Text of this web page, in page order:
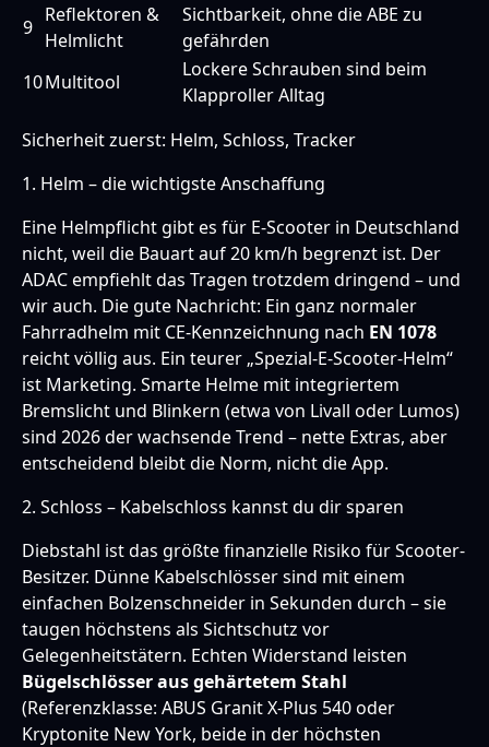
9
Reflektoren &
Helmlicht
Sichtbarkeit, ohne die ABE zu
gefährden
10Multitool
Lockere Schrauben sind beim
Klapproller Alltag
Sicherheit zuerst: Helm, Schloss, Tracker
1. Helm – die wichtigste Anschaffung
Eine Helmpflicht gibt es für E-Scooter in Deutschland
nicht, weil die Bauart auf 20 km/h begrenzt ist. Der
ADAC empfiehlt das Tragen trotzdem dringend – und
wir auch. Die gute Nachricht: Ein ganz normaler
Fahrradhelm mit CE-Kennzeichnung nach EN 1078
reicht völlig aus. Ein teurer „Spezial-E-Scooter-Helm“
ist Marketing. Smarte Helme mit integriertem
Bremslicht und Blinkern (etwa von Livall oder Lumos)
sind 2026 der wachsende Trend – nette Extras, aber
entscheidend bleibt die Norm, nicht die App.
2. Schloss – Kabelschloss kannst du dir sparen
Diebstahl ist das größte finanzielle Risiko für Scooter-
Besitzer. Dünne Kabelschlösser sind mit einem
einfachen Bolzenschneider in Sekunden durch – sie
taugen höchstens als Sichtschutz vor
Gelegenheitstätern. Echten Widerstand leisten
Bügelschlösser aus gehärtetem Stahl
(Referenzklasse: ABUS Granit X-Plus 540 oder
Kryptonite New York, beide in der höchsten